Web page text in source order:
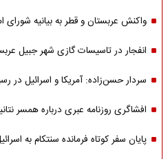
واکنش عربستان و قطر به بیانیه شورای
انفجار در تاسیسات گازی شهر جبیل
سردار حسن‌زاده: آمریکا و اسرائیل در
افشاگری روزنامه عبری درباره همسر
پایان سفر کوتاه فرمانده سنتکام به